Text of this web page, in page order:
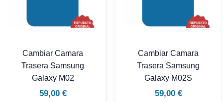
Cambiar Camara
Trasera Samsung
Galaxy M02
59,00 €
Cambiar Camara
Trasera Samsung
Galaxy M02S
59,00 €